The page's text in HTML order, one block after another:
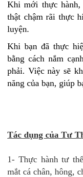
Khi mới thực hành,
thật chậm rãi thực
luyện.
Khi bạn đã thực
bằng cách nắm
phải. Việc này sẽ
năng của bạn, giúp
Tác dụng của Tư
1- Thực hành tư
mắt cá chân, hông,